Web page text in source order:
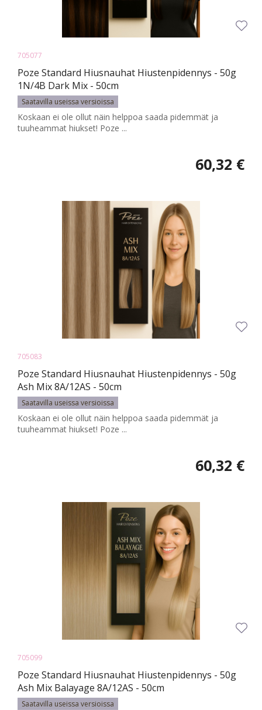
705077
Poze Standard Hiusnauhat Hiustenpidennys - 50g
1N/4B Dark Mix - 50cm
Saatavilla useissa versioissa
Koskaan ei ole ollut näin helppoa saada pidemmät ja
tuuheammat hiukset! Poze ...
60,32 €
705083
Poze Standard Hiusnauhat Hiustenpidennys - 50g
Ash Mix 8A/12AS - 50cm
Saatavilla useissa versioissa
Koskaan ei ole ollut näin helppoa saada pidemmät ja
tuuheammat hiukset! Poze ...
60,32 €
705099
Poze Standard Hiusnauhat Hiustenpidennys - 50g
Ash Mix Balayage 8A/12AS - 50cm
Saatavilla useissa versioissa